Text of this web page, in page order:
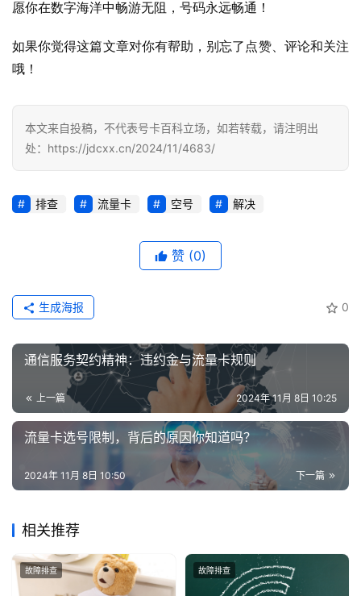
增
业
务
愿你在数字海洋中畅游无阻，号码永远畅通！
如果你觉得这篇文章对你有帮助，别忘了点赞、评论和关注
哦！
本文来自投稿，不代表号卡百科立场，如若转载，请注明出
处：https://jdcxx.cn/2024/11/4683/
排查 流量卡 空号 解决
赞 (0)
0
生成海报
通信服务契约精神：违约金与流量卡规则
上一篇 2024年 11月 8日 10:25
流量卡选号限制，背后的原因你知道吗？
下一篇
2024年 11月 8日 10:50
相关推荐
故障排查 故障排查